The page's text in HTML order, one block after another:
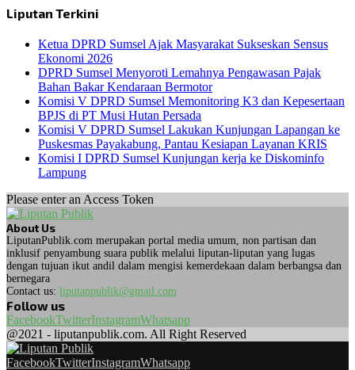
Liputan Terkini
Ketua DPRD Sumsel Ajak Masyarakat Sukseskan Sensus
Ekonomi 2026
DPRD Sumsel Menyoroti Lemahnya Pengawasan Pajak
Bahan Bakar Kendaraan Bermotor
Komisi V DPRD Sumsel Memonitoring K3 dan Kepesertaan
BPJS di PT Musi Hutan Persada
Komisi V DPRD Sumsel Lakukan Kunjungan Lapangan ke
Puskesmas Payakabung, Pantau Kesiapan Layanan KRIS
Komisi I DPRD Sumsel Kunjungan kerja ke Diskominfo
Lampung
Please enter an Access Token
About Us
LiputanPublik.com merupakan portal media umum, non partisan dan
inklusif penyambung suara publik melalui liputan-liputan yang lugas
dengan tujuan ikut andil dalam mengisi kemerdekaan dalam berbangsa dan
bernegara
Contact us: liputanpublik@gmail.com
Follow us
FacebookTwitterInstagramWhatsapp
@2021 - liputanpublik.com. All Right Reserved
FacebookTwitterInstagramWhatsapp